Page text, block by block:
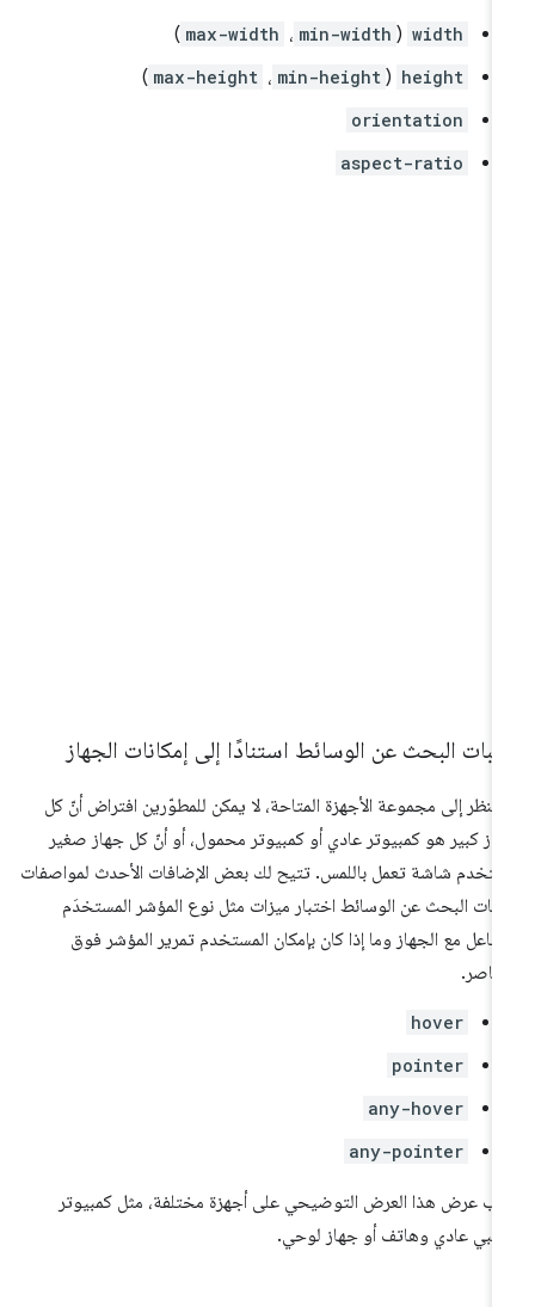
width
(
min-width ، max-width
)
height
(
min-height ، max-height
)
orientation
aspect-ratio
البحث عن الوسائط استنادًا إلى إمكانات الجهاز
إلى مجموعة الأجهزة المتاحة، لا يمكن للمطوّرين افتراض أنّ كل
كبير هو كمبيوتر عادي أو كمبيوتر محمول، أو أنّ كل جهاز صغير
شاشة تعمل باللمس. تتيح لك بعض الإضافات الأحدث لمواصفات
البحث عن الوسائط اختبار ميزات مثل نوع المؤشر المستخدَم
مع الجهاز وما إذا كان بإمكان المستخدم تمرير المؤشر فوق
hover
pointer
any-hover
any-pointer
عرض هذا العرض التوضيحي على أجهزة مختلفة، مثل كمبيوتر
عادي وهاتف أو جهاز لوحي.